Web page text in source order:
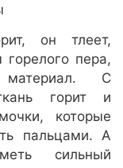
он тлеет,
горелого пера,
С
горит и
которые
пальцами. А
сильный